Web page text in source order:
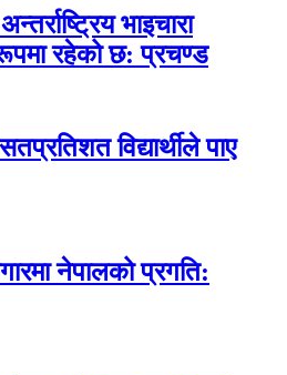
भाइचारा
रहेको छ: प्रचण्ड
विद्यार्थीले पाए
नेपालको प्रगति: